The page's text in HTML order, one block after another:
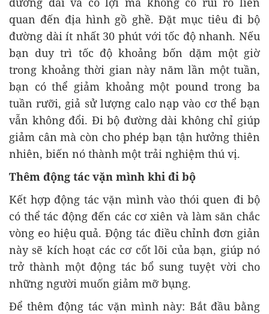
quan đến địa hình gồ ghề. Đặt mục tiêu đi bộ
đường dài ít nhất 30 phút với tốc độ nhanh. Nếu
bạn duy trì tốc độ khoảng bốn dặm một giờ
trong khoảng thời gian này năm lần một tuần,
bạn có thể giảm khoảng một pound trong ba
tuần rưỡi, giả sử lượng calo nạp vào cơ thể bạn
vẫn không đổi. Đi bộ đường dài không chỉ giúp
giảm cân mà còn cho phép bạn tận hưởng thiên
nhiên, biến nó thành một trải nghiệm thú vị.
Thêm động tác vặn mình khi đi bộ
Kết hợp động tác vặn mình vào thói quen đi bộ
có thể tác động đến các cơ xiên và làm săn chắc
vòng eo hiệu quả. Động tác điều chỉnh đơn giản
này sẽ kích hoạt các cơ cốt lõi của bạn, giúp nó
trở thành một động tác bổ sung tuyệt vời cho
những người muốn giảm mỡ bụng.
Để thêm động tác vặn mình này: Bắt đầu bằng